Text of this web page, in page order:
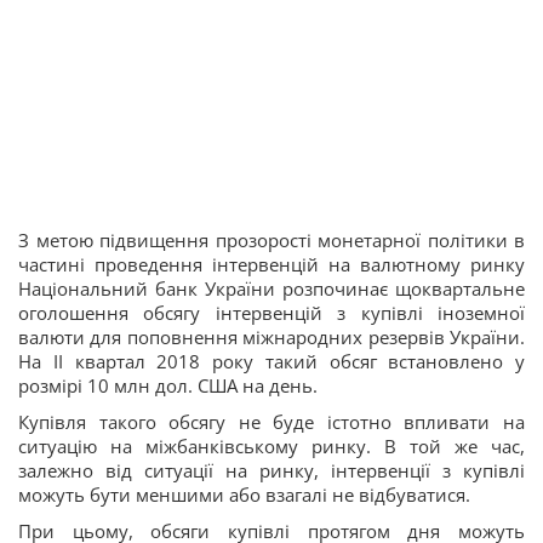
З метою підвищення прозорості монетарної політики в
частині проведення інтервенцій на валютному ринку
Національний банк України розпочинає щоквартальне
оголошення обсягу інтервенцій з купівлі іноземної
валюти для поповнення міжнародних резервів України.
На ІІ квартал 2018 року такий обсяг встановлено у
розмірі 10 млн дол. США на день.
Купівля такого обсягу не буде істотно впливати на
ситуацію на міжбанківському ринку. В той же час,
залежно від ситуації на ринку, інтервенції з купівлі
можуть бути меншими або взагалі не відбуватися.
При цьому, обсяги купівлі протягом дня можуть